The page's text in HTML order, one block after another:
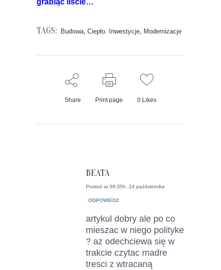
grabiąc liście…
TAGS: Budowa, Ciepło. Inwestycje, Modernizacje
Share Print page 0 Likes
BEATA
Posted at 09:35h, 24 października
ODPOWIEDZ
artykul dobry ale po co
mieszac w niego polityke
? az odechciewa się w
trakcie czytac madre
tresci z wtracaną